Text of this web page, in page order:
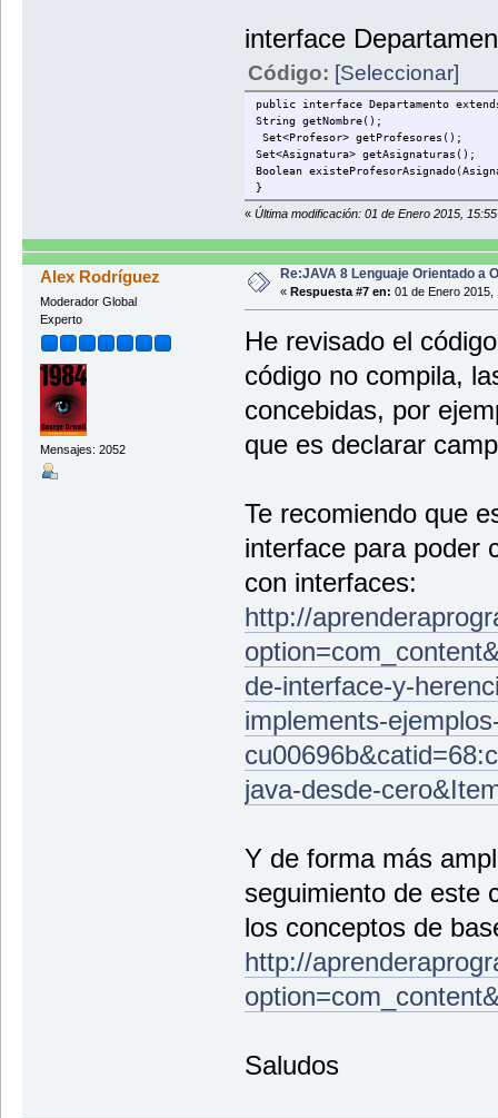
interface
Código: [Seleccionar]
public interface Departamento
String getNombre();
Set<Profesor> getProfesores();
Set<Asignatura> getAsignaturas();
Boolean
}
« Última modificación: 01 de Enero 2015,
Alex Rodríguez
Moderador Global
Experto
Mensajes: 2052
Re:JAVA 8 Lenguaje Orientado a
« Respuesta #7 en: 01 de Enero 2015,
He revisado el
código no compila,
concebidas, por
que es declarar
Te recomiendo que
interface para poder
con interfaces:
http://
de-interface-y-
implements-
java-desde-
Y de forma más
seguimiento de este
los conceptos de
http://
Saludos